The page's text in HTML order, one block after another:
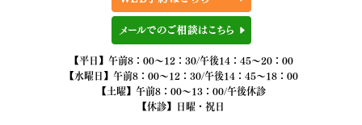
【平日】午前8：00～12：30/午後14：45～20：00
【水曜日】午前8：00～12：30/午後14：45～18：00
【土曜】午前8：00～13：00/午後休診
【休診】日曜・祝日